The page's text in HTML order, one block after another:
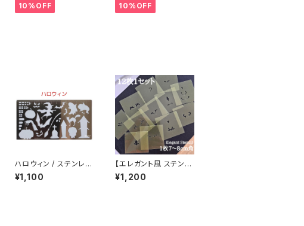
10%OFF 10%OFF
ハロウィン / ステンレス
製ステンシル(ap17)
¥1,100
【エレガント風 ステンシ
ル】HeART GARDEN
オリジナルステンシル
¥1,200